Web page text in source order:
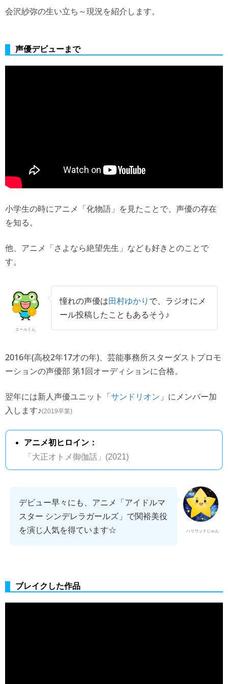
会沢紗弥の生い立ち～現況を紹介します。
声優デビューまで
小学生の時にアニメ「化物語」を見たことで、声優の存在
を知る。
他、アニメ「さよなら絶望先生」なども好きとのことで
す。
エールくん
憧れの声優は田村ゆかり で、ラジオにメ
ール投稿したこともあるそう♪
2016年(高校2年17才の年)、芸能事務所スターダストプロモ
ーションの声優部 第1回オーディションに合格。
翌年には新人声優ユニット「サンドリオン 」にメンバー加
入します♪(2019卒業)
アニメ初ヒロイン：
「大正オトメ御伽話」(2021)
ハリウッドじゅん
デビュー早々にも、アニメ「アイドルマ
スター シンデレラガールズ」で関裕美役
を演じ人気を得ています☆
ブレイクした作品